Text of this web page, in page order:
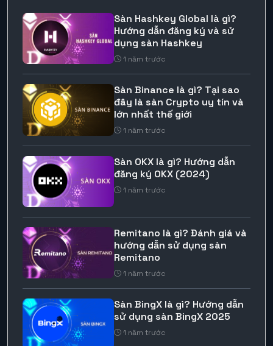
Sàn Hashkey Global là gì?
Hướng dẫn đăng ký và sử
dụng sàn Hashkey
1 năm trước
Sàn Binance là gì? Tại sao
đây là sàn Crypto uy tín và
lớn nhất thế giới
1 năm trước
Sàn OKX là gì? Hướng dẫn
đăng ký OKX (2024)
1 năm trước
Remitano là gì? Đánh giá và
hướng dẫn sử dụng sàn
Remitano
1 năm trước
Sàn BingX là gì? Hướng dẫn
sử dụng sàn BingX 2025
1 năm trước